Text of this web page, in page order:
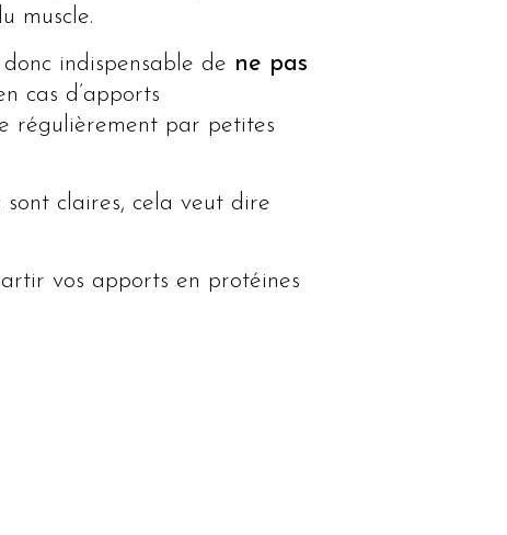
muscle.
indispensable de ne pas
cas d’apports
régulièrement par petites
sont claires, cela veut dire
vos apports en protéines